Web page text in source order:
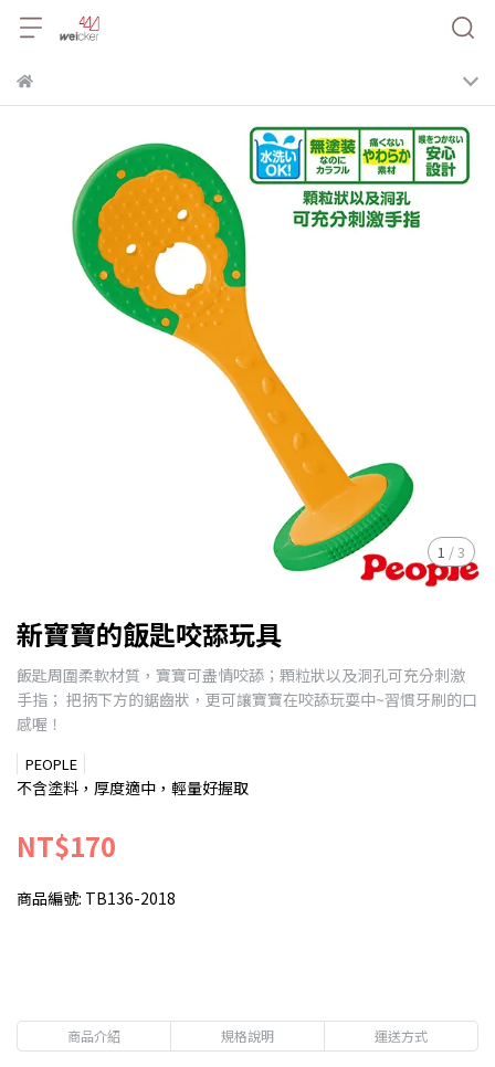
1 /3
新寶寶的飯匙咬舔玩具
飯匙周圍柔軟材質，寶寶可盡情咬舔；顆粒狀以及洞孔可充分刺激
手指； 把抦下方的鋸齒狀，更可讓寶寶在咬舔玩耍中~習慣牙刷的口
感喔！
PEOPLE
不含塗料，厚度適中，輕量好握取
NT$170
商品編號: TB136-2018
商品介紹 規格說明 運送方式